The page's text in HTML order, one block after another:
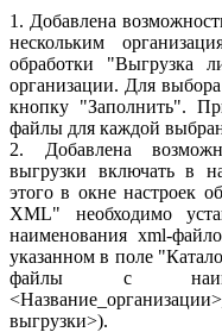
1. Добавлена
нескольким
обработки "Выгрузка
организации. Для
кнопку "Заполнить".
файлы для каждой
2. Добавлена
выгрузки включать в
этого в окне настроек
XML" необходимо
наименования xml-
указанном в поле
файлы с
выгрузки>).